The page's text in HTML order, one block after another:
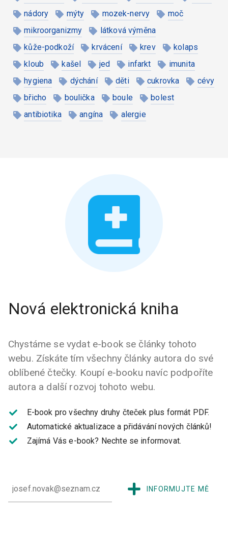
nádory
mýty mozek-nervy
moč
mikroorganizmy
látková výměna
kůže-podkoží
krvácení krev
kolaps
kloub
kašel jed infarkt
imunita
hygiena
dýchání děti cukrovka
cévy
břicho
boulička boule
bolest
antibiotika
angína alergie
Nová elektronická kniha
Chystáme se vydat e-book se články tohoto
webu. Získáte tím všechny články autora do své
oblíbené čtečky. Koupí e-booku navíc podpoříte
autora a další rozvoj tohoto webu.
E-book pro všechny druhy čteček plus formát PDF.
Automatické aktualizace a přidávání nových článků!
Zajímá Vás e-book? Nechte se informovat.
INFORMUJTE MĚ